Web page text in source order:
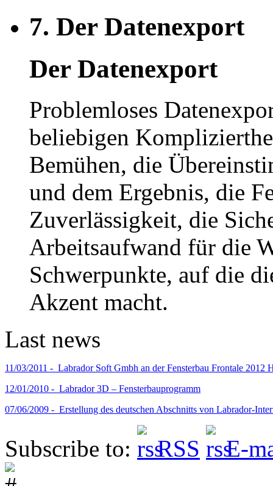
7. Der Datenexport
Der Datenexport
Problemloses
beliebigen
Bemühen, die
und dem Ergebnis, die
Zuverlässigkeit, die
Arbeitsaufwand für die
Schwerpunkte, auf die
Akzent macht.
Last news
11/03/2011 - Labrador Soft Gmbh an der Fensterbau Frontale 2012
12/01/2010 - Labrador 3D – Fensterbauprogramm
07/06/2009 - Erstellung des deutschen Abschnitts von Labrador-
Subscribe to: RSS E-